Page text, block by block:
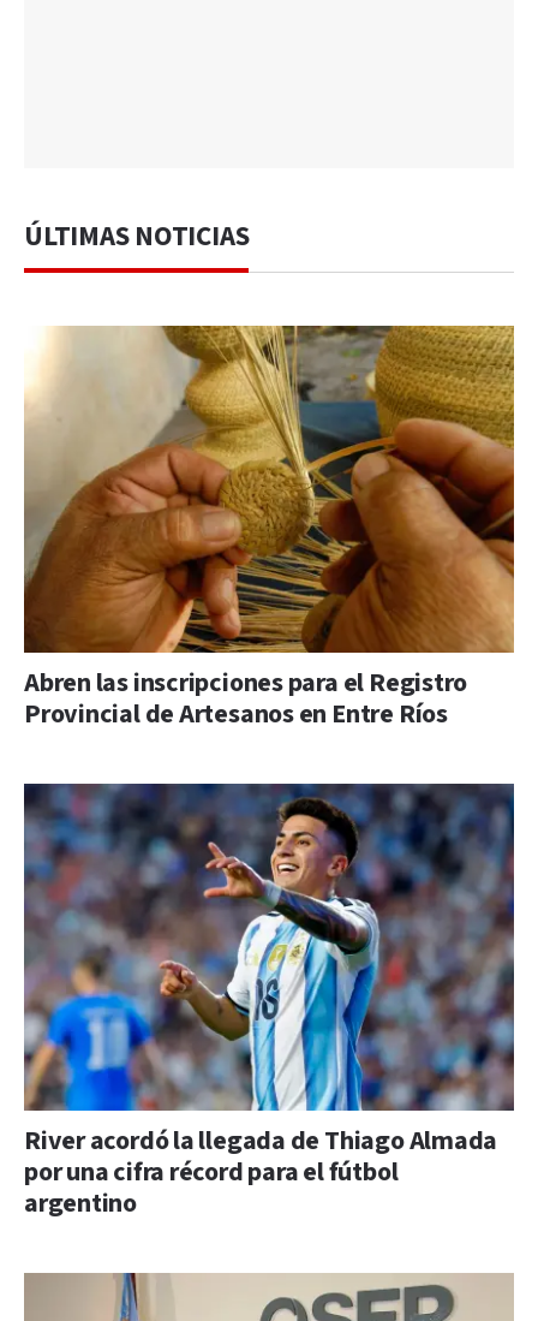
ÚLTIMAS NOTICIAS
Abren las inscripciones para el Registro
Provincial de Artesanos en Entre Ríos
River acordó la llegada de Thiago Almada
por una cifra récord para el fútbol
argentino